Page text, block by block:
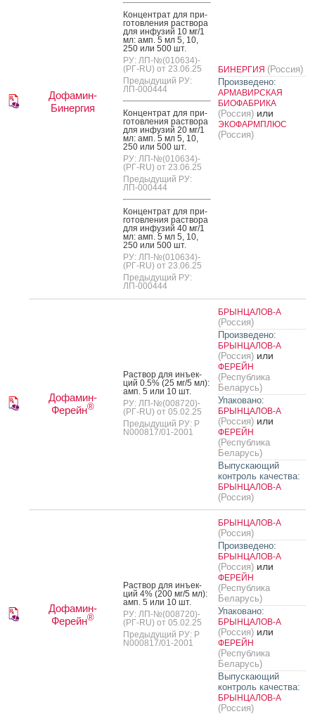
Дофамин-
Бинергия
Кон­цен­трат для при­
готов­ле­ния рас­тво­ра
для ин­фу­зий 10 мг/1
мл: амп. 5 мл 5, 10,
250 или 500 шт.
РУ: ЛП-№(010634)-
(РГ-RU) от 23.06.25
Предыдущий РУ:
ЛП-000444
Кон­цен­трат для при­
готов­ле­ния рас­тво­ра
для ин­фу­зий 20 мг/1
мл: амп. 5 мл 5, 10,
250 или 500 шт.
РУ: ЛП-№(010634)-
(РГ-RU) от 23.06.25
Предыдущий РУ:
ЛП-000444
Кон­цен­трат для при­
готов­ле­ния рас­тво­ра
для ин­фу­зий 40 мг/1
мл: амп. 5 мл 5, 10,
250 или 500 шт.
РУ: ЛП-№(010634)-
(РГ-RU) от 23.06.25
Предыдущий РУ:
ЛП-000444
БИНЕРГИЯ (Россия)
Произведено:
АРМАВИРСКАЯ
БИОФАБРИКА
(Россия) или
ЭКОФАРМПЛЮС
(Россия)
Дофамин-
Ферейн®
Рас­твор для инъ­ек­
ций 0.5% (25 мг/5 мл):
амп. 5 или 10 шт.
РУ: ЛП-№(008720)-
(РГ-RU) от 05.02.25
Предыдущий РУ: Р
N000817/01-2001
БРЫНЦАЛОВ-А
(Россия)
Произведено:
БРЫНЦАЛОВ-А
(Россия) или
ФЕРЕЙН
(Республика
Беларусь)
Упаковано:
БРЫНЦАЛОВ-А
(Россия) или
ФЕРЕЙН
(Республика
Беларусь)
Выпускающий
контроль качества:
БРЫНЦАЛОВ-А
(Россия)
Дофамин-
Ферейн®
Рас­твор для инъ­ек­
ций 4% (200 мг/5 мл):
амп. 5 или 10 шт.
РУ: ЛП-№(008720)-
(РГ-RU) от 05.02.25
Предыдущий РУ: Р
N000817/01-2001
БРЫНЦАЛОВ-А
(Россия)
Произведено:
БРЫНЦАЛОВ-А
(Россия) или
ФЕРЕЙН
(Республика
Беларусь)
Упаковано:
БРЫНЦАЛОВ-А
(Россия) или
ФЕРЕЙН
(Республика
Беларусь)
Выпускающий
контроль качества:
БРЫНЦАЛОВ-А
(Россия)